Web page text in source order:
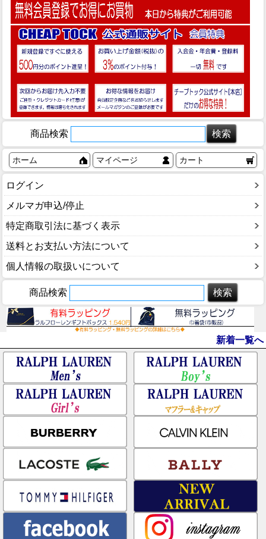
商品検索
ホーム マイページ カート
ログイン
メルマガ申込/停止
特定商取引法に基づく表示
送料とお支払い方法について
個人情報の取扱いについて
商品検索
新着一覧へ